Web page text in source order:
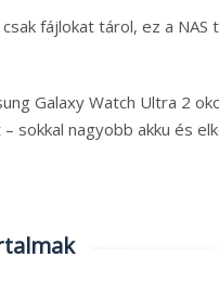
fájlokat tárol, ez a NAS
Galaxy Watch Ultra 2
sokkal nagyobb akku és